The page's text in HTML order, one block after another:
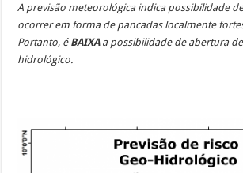
A previsão meteorológica indica possibilidade
ocorrer em forma de pancadas localmente
Portanto, é BAIXAa possibilidade de abertura
hidrológico.